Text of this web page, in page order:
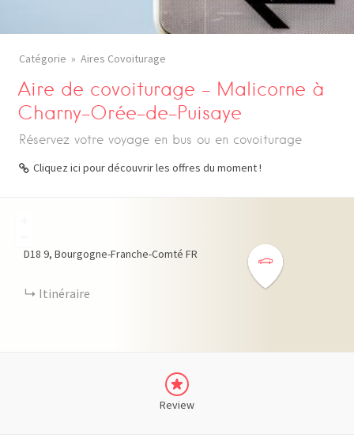
Catégorie Aires Covoiturage
Aire de covoiturage – Malicorne à
Charny-Orée-de-Puisaye
Réservez votre voyage en bus ou en covoiturage
Cliquez ici pour découvrir les offres du moment !
D18 9 Bourgogne-Franche-Comté FR
Itinéraire
Review